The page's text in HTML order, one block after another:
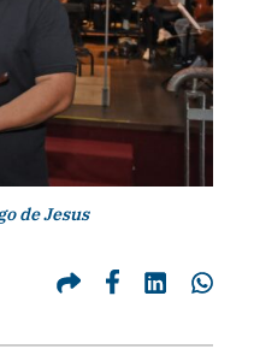
de Jesus